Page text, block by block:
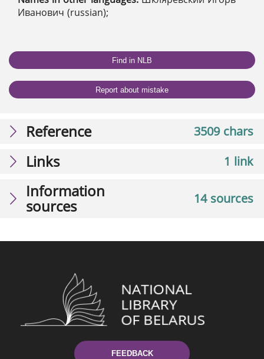
Иванович (russian);
Find in NLB
Report about mistake
3509 chars
Reference
1 link
Links
14 sources
Information
sources
FEEDBACK